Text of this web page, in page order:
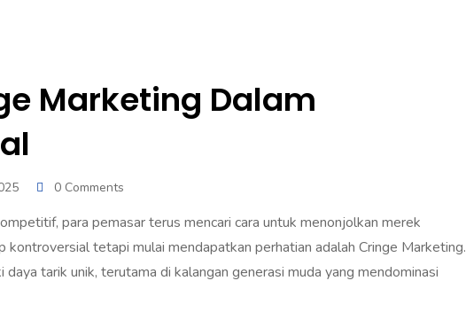
Marketing Dalam
0 Comments
para pemasar terus mencari cara untuk menonjolkan merek
kontroversial tetapi mulai mendapatkan perhatian adalah Cringe Marketing.
tarik unik, terutama di kalangan generasi muda yang mendominasi